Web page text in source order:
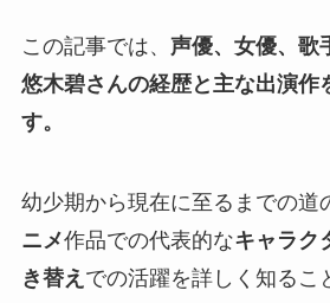
この記事では、 声優、 女優、 歌
悠木碧さんの経歴と主な出演作
す。
幼少期から現在に至るまでの道
ニメ作品での代表的なキャラク
き替え での活躍を詳しく知るこ